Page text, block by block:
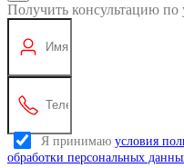
Получить консультацию по
Я принимаю условия
обработки персональных